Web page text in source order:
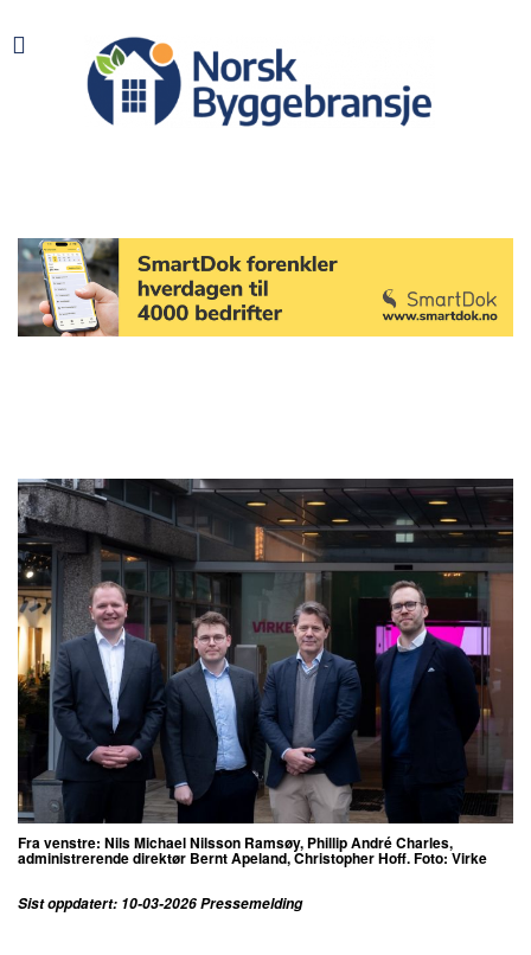
Fra venstre: Nils Michael Nilsson Ramsøy, Phillip André Charles,
administrerende direktør Bernt Apeland, Christopher Hoff. Foto: Virke
Sist oppdatert: 10-03-2026 Pressemelding